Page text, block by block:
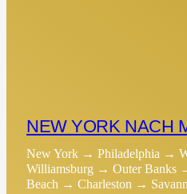
NEW YORK NACH
New York → Philadelphia →
Williamsburg → Outer
Beach → Charleston →